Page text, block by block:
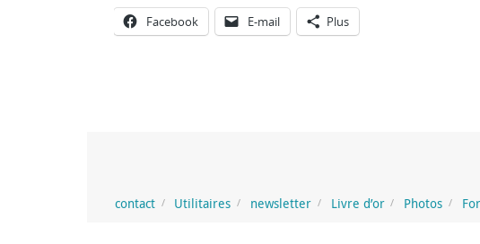
Facebook E-mail Plus
contact Utilitaires newsletter Livre d’or Photos